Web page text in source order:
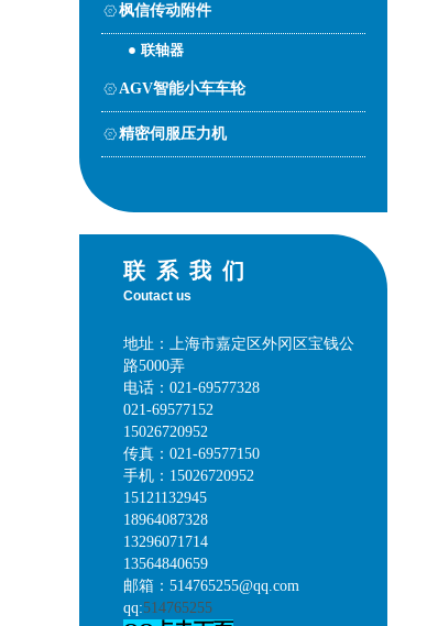
枫信传动附件
联轴器
AGV智能小车车轮
精密伺服压力机
联系我们
Coutact us
地址：上海市嘉定区外冈区宝钱公
路5000弄
电话：021-69577328
021-69577152
15026720952
传真：021-69577150
手机：15026720952
15121132945
18964087328
13296071714
13564840659
邮箱：514765255@qq.com
qq:514765255